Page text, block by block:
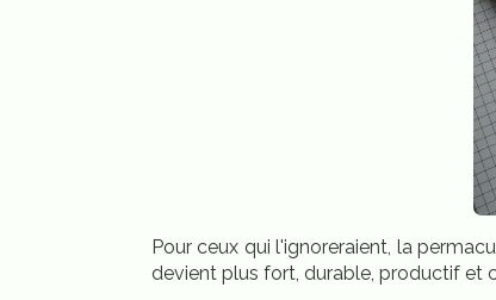
Pour ceux qui l'ignoreraient, la
devient plus fort, durable, productif et